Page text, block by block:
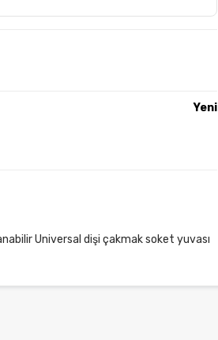
Yeni
Universal dişi çakmak soket yuvası